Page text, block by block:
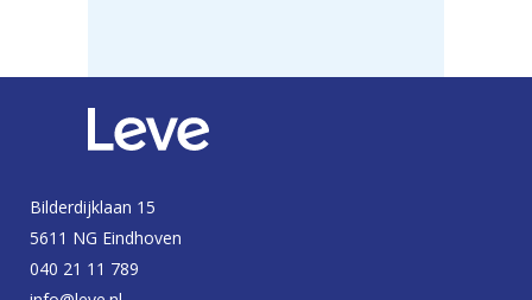
Bilderdijklaan 15
5611 NG Eindhoven
040 21 11 789